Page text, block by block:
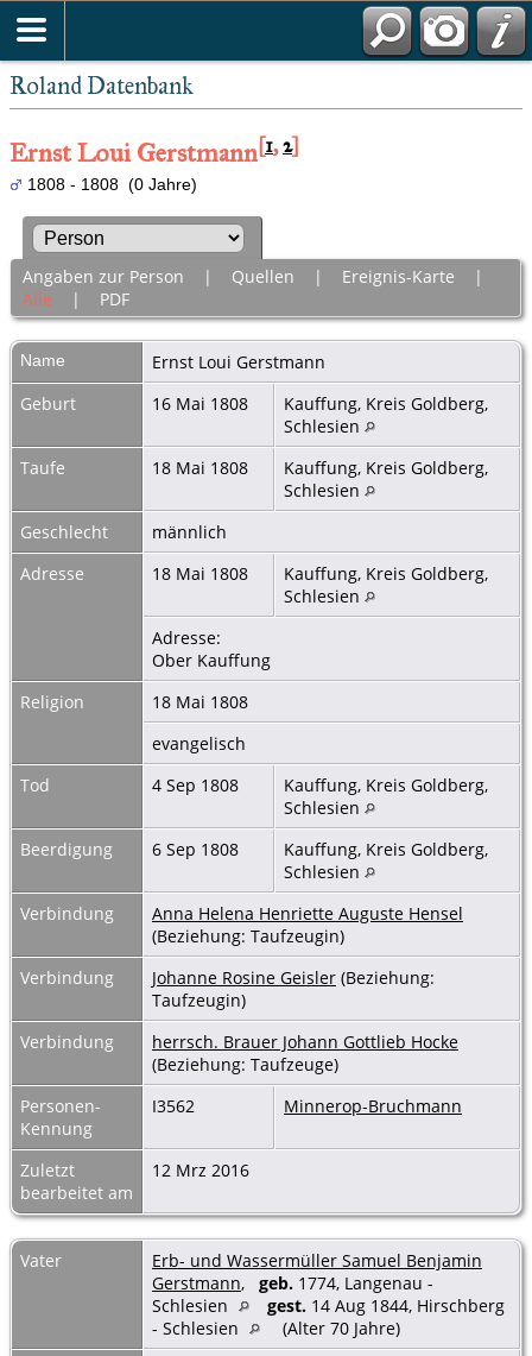
Roland Datenbank
Ernst Loui Gerstmann[1,2]
1808 - 1808 (0 Jahre)
Angaben zur Person | Quellen | Ereignis-Karte |
Alle | PDF
Name Ernst Loui Gerstmann
Geburt
16 Mai 1808
Kauffung, Kreis Goldberg,
Schlesien
Taufe
18 Mai 1808
Kauffung, Kreis Goldberg,
Schlesien
Geschlecht
männlich
Adresse
18 Mai 1808
Kauffung, Kreis Goldberg,
Schlesien
Adresse:
Ober Kauffung
Religion
18 Mai 1808
evangelisch
Tod
4 Sep 1808
Kauffung, Kreis Goldberg,
Schlesien
Beerdigung
6 Sep 1808
Kauffung, Kreis Goldberg,
Schlesien
Verbindung
Anna Helena Henriette Auguste Hensel
(Beziehung: Taufzeugin)
Verbindung
Johanne Rosine Geisler (Beziehung:
Taufzeugin)
Verbindung
herrsch. Brauer Johann Gottlieb Hocke
(Beziehung: Taufzeuge)
Personen-
Kennung
I3562 Minnerop-Bruchmann
Zuletzt
bearbeitet am
12 Mrz 2016
Vater
Erb- und Wassermüller Samuel Benjamin
Gerstmann, geb. 1774, Langenau -
Schlesien
gest. 14 Aug 1844, Hirschberg
- Schlesien
(Alter 70 Jahre)